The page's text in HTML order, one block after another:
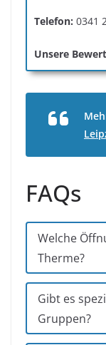
Telefon: 0341
Unsere
FAQs
Welche
Therme?
Gibt es
Gruppen?